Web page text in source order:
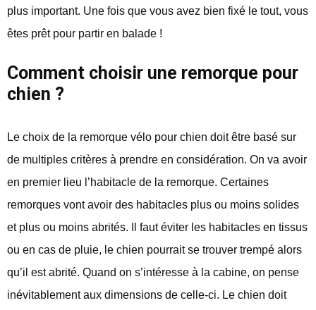
plus important. Une fois que vous avez bien fixé le tout, vous
êtes prêt pour partir en balade !
Comment choisir une remorque pour
chien ?
Le choix de la remorque vélo pour chien doit être basé sur
de multiples critères à prendre en considération. On va avoir
en premier lieu l’habitacle de la remorque. Certaines
remorques vont avoir des habitacles plus ou moins solides
et plus ou moins abrités. Il faut éviter les habitacles en tissus
ou en cas de pluie, le chien pourrait se trouver trempé alors
qu’il est abrité. Quand on s’intéresse à la cabine, on pense
inévitablement aux dimensions de celle-ci. Le chien doit